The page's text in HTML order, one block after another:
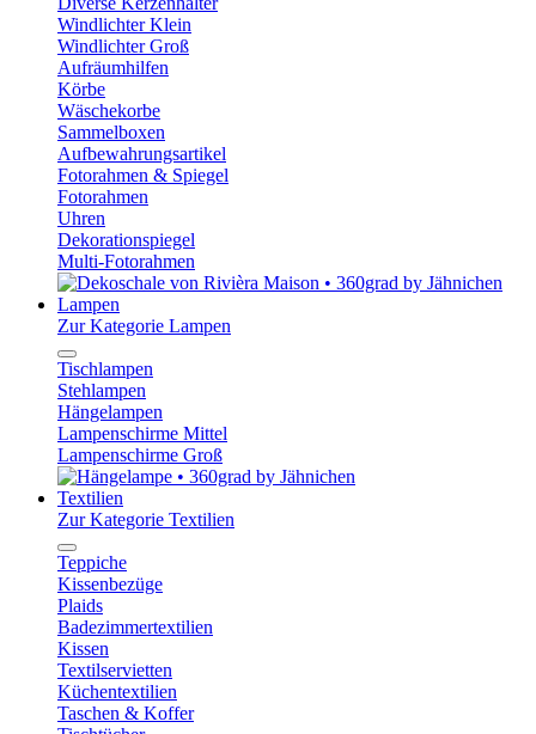
Windlichter Klein
Windlichter Groß
Aufräumhilfen
Körbe
Wäschekorbe
Sammelboxen
Aufbewahrungsartikel
Fotorahmen & Spiegel
Fotorahmen
Uhren
Dekorationspiegel
Multi-Fotorahmen
Lampen
Zur Kategorie Lampen
Tischlampen
Stehlampen
Hängelampen
Lampenschirme Mittel
Lampenschirme Groß
Textilien
Zur Kategorie Textilien
Teppiche
Kissenbezüge
Plaids
Badezimmertextilien
Kissen
Textilservietten
Küchentextilien
Taschen & Koffer